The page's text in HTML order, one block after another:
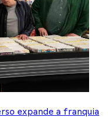
expande a franquia